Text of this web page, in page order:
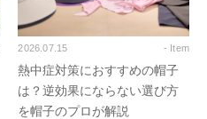
2026.07.15 - Item
熱中症対策におすすめの帽子
は？逆効果にならない選び方
を帽子のプロが解説